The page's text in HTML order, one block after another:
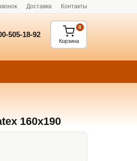
Доставка Контакты
505-18-92
Корзина
0
160x190